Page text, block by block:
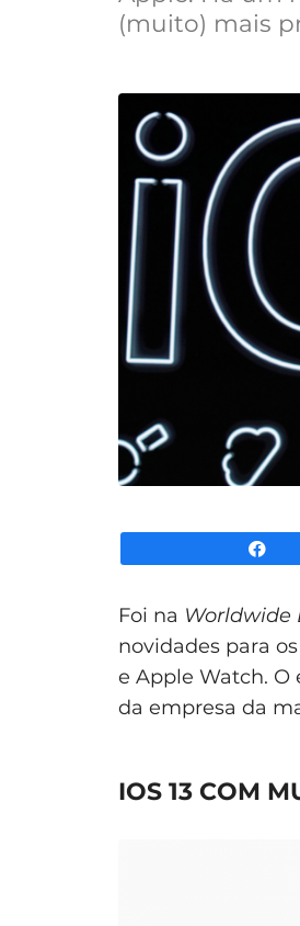
(muito) mais
Foi na Worldwide
novidades para
e Apple Watch.
da empresa da
IOS 13 COM